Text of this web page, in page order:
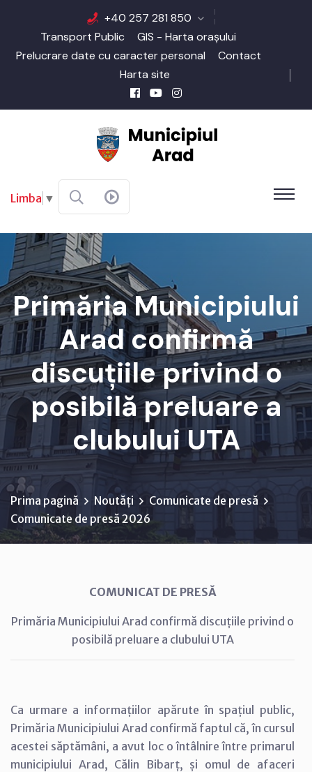
+40 257 281 850
Transport Public
GIS - Harta orașului
Prelucrare date cu caracter personal
Contact
Harta site
Limba ▼
Primăria Municipiului
Arad confirmă
discuțiile privind o
posibilă preluare a
clubului UTA
Prima pagină Noutăți
Comunicate de presă
Comunicate de presă 2026
COMUNICAT DE PRESĂ
Primăria Municipiului Arad confirmă discuțiile privind o
posibilă preluare a clubului UTA
Ca urmare a informațiilor apărute în spațiul public,
Primăria Municipiului Arad confirmă faptul că, în cursul
acestei săptămâni, a avut loc o întâlnire între primarul
municipiului Arad, Călin Bibarț, și omul de afaceri